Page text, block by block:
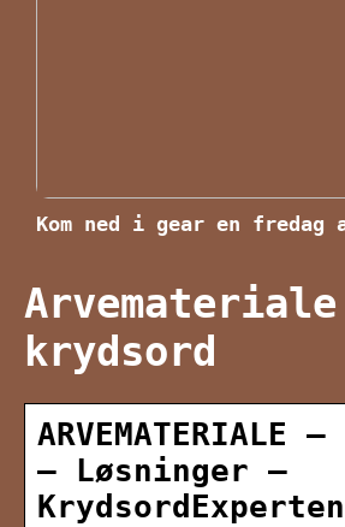
Kom ned i gear en fredag
Arvemateriale
krydsord
ARVEMATERIALE
– Løsninger –